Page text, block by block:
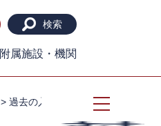
検索
附属施設・機関
> 過去の入試結果